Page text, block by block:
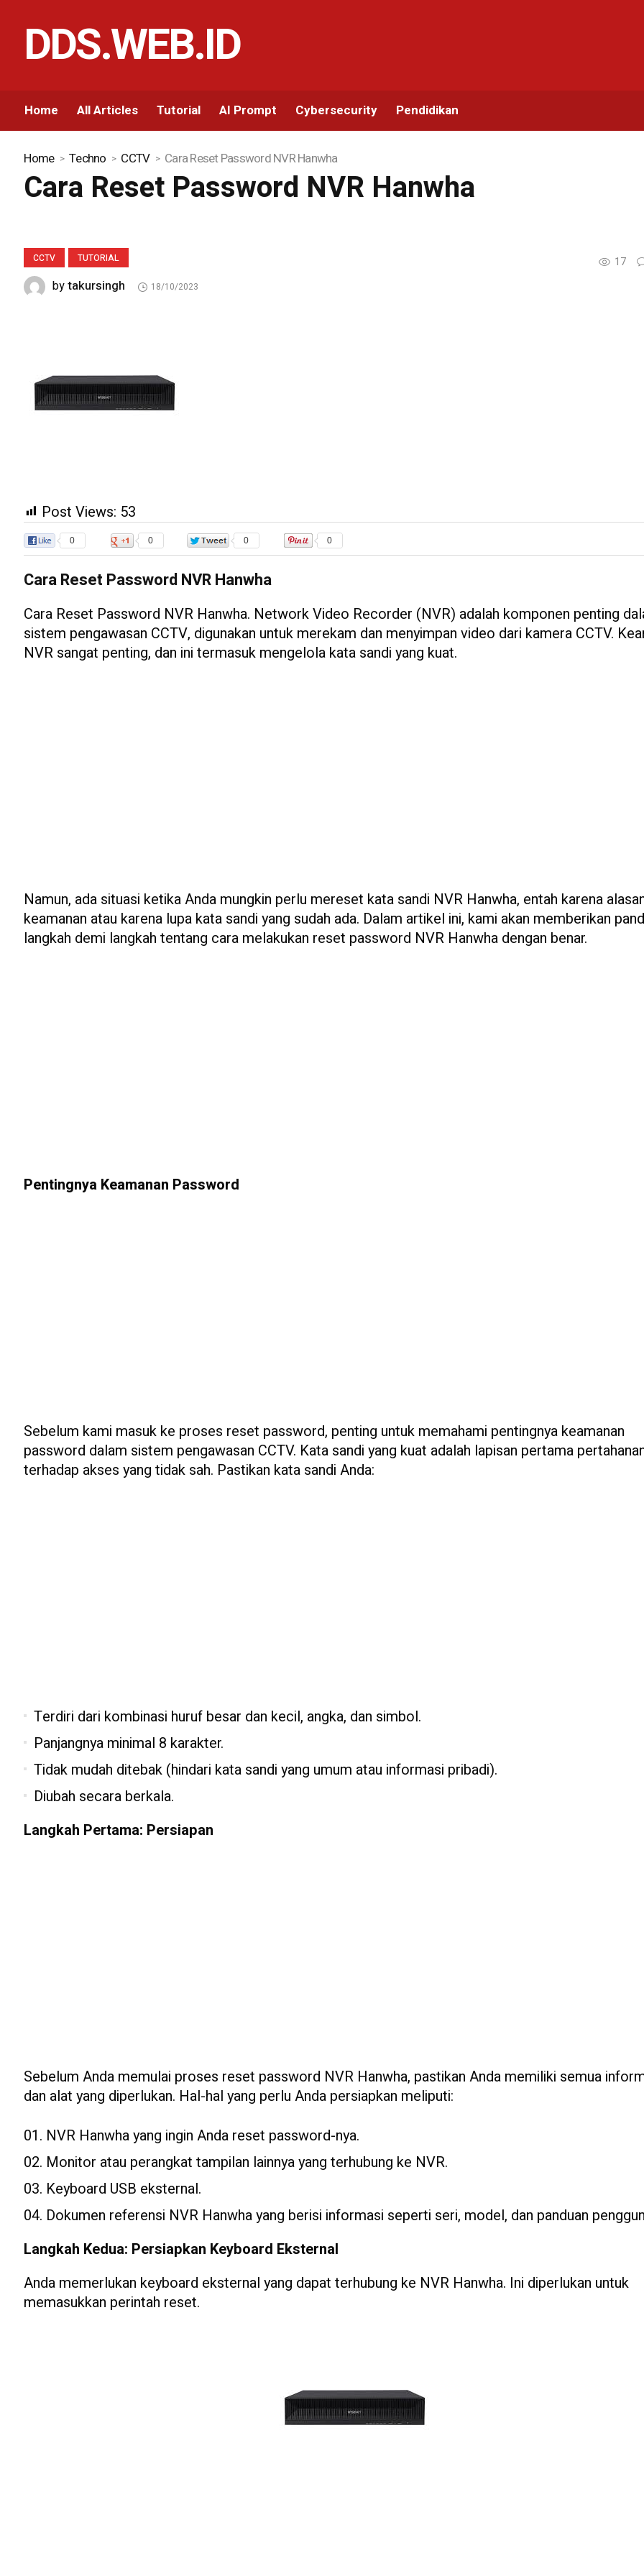
DDS.WEB.ID
Home All Articles Tutorial AI Prompt Cybersecurity Pendidikan
Home Techno CCTV Cara Reset Password NVR Hanwha
Cara Reset Password NVR Hanwha
CCTV TUTORIAL 17
bytakursingh 18/10/2023
Post Views: 53
0 0 0 0
Cara Reset Password NVR Hanwha
Cara Reset Password NVR Hanwha. Network Video Recorder (NVR) adalah komponen penting
sistem pengawasan CCTV, digunakan untuk merekam dan menyimpan video dari kamera CCTV.
NVR sangat penting, dan ini termasuk mengelola kata sandi yang kuat.
Namun, ada situasi ketika Anda mungkin perlu mereset kata sandi NVR Hanwha, entah karena
keamanan atau karena lupa kata sandi yang sudah ada. Dalam artikel ini, kami akan memberikan
langkah demi langkah tentang cara melakukan reset password NVR Hanwha dengan benar.
Pentingnya Keamanan Password
Sebelum kami masuk ke proses reset password, penting untuk memahami pentingnya keamanan
password dalam sistem pengawasan CCTV. Kata sandi yang kuat adalah lapisan pertama
terhadap akses yang tidak sah. Pastikan kata sandi Anda:
Terdiri dari kombinasi huruf besar dan kecil, angka, dan simbol.
Panjangnya minimal 8 karakter.
Tidak mudah ditebak (hindari kata sandi yang umum atau informasi pribadi).
Diubah secara berkala.
Langkah Pertama: Persiapan
Sebelum Anda memulai proses reset password NVR Hanwha, pastikan Anda memiliki semua
dan alat yang diperlukan. Hal-hal yang perlu Anda persiapkan meliputi:
NVR Hanwha yang ingin Anda reset password-nya.
Monitor atau perangkat tampilan lainnya yang terhubung ke NVR.
Keyboard USB eksternal.
Dokumen referensi NVR Hanwha yang berisi informasi seperti seri, model, dan panduan
Langkah Kedua: Persiapkan Keyboard Eksternal
Anda memerlukan keyboard eksternal yang dapat terhubung ke NVR Hanwha. Ini diperlukan untuk
memasukkan perintah reset.